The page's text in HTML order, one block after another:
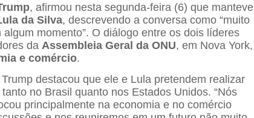
, afirmou nesta segunda-feira (6) que manteve
da Silva, descrevendo a conversa como “muito
momento”. O diálogo entre os dois líderes
da Assembleia Geral da ONU, em Nova York,
e comércio.
Trump destacou que ele e Lula pretendem realizar
no Brasil quanto nos Estados Unidos. “Nós
principalmente na economia e no comércio